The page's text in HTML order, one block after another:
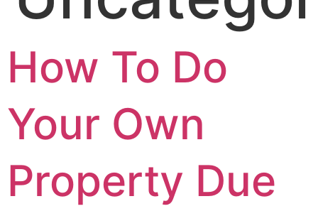
How To Do
Your Own
Property Due